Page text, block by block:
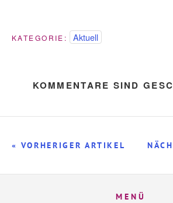
KATEGORIE: Aktuell
KOMMENTARE SIND
« VORHERIGER ARTIKEL
MENÜ